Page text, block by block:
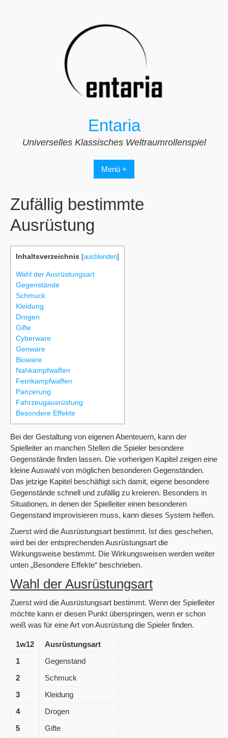
Entaria
Universelles Klassisches Weltraumrollenspiel
Menü +
Zufällig bestimmte
Ausrüstung
Inhaltsverzeichnis [ausblenden]
Wahl der Ausrüstungsart
Gegenstände
Schmuck
Kleidung
Drogen
Gifte
Cyberware
Genware
Bioware
Nahkampfwaffen
Fernkampfwaffen
Panzerung
Fahrzeugausrüstung
Besondere Effekte
Bei der Gestaltung von eigenen Abenteuern, kann der
Spielleiter an manchen Stellen die Spieler besondere
Gegenstände finden lassen. Die vorherigen Kapitel zeigen eine
kleine Auswahl von möglichen besonderen Gegenständen.
Das jetzige Kapitel beschäftigt sich damit, eigene besondere
Gegenstände schnell und zufällig zu kreieren. Besonders in
Situationen, in denen der Spielleiter einen besonderen
Gegenstand improvisieren muss, kann dieses System helfen.
Zuerst wird die Ausrüstungsart bestimmt. Ist dies geschehen,
wird bei der entsprechenden Ausrüstungsart die
Wirkungsweise bestimmt. Die Wirkungsweisen werden weiter
unten „Besondere Effekte“ beschrieben.
Wahl der Ausrüstungsart
Zuerst wird die Ausrüstungsart bestimmt. Wenn der Spielleiter
möchte kann er diesen Punkt überspringen, wenn er schon
weiß was für eine Art von Ausrüstung die Spieler finden.
1w12
Ausrüstungsart
1
Gegenstand
2
Schmuck
3
Kleidung
4
Drogen
5
Gifte